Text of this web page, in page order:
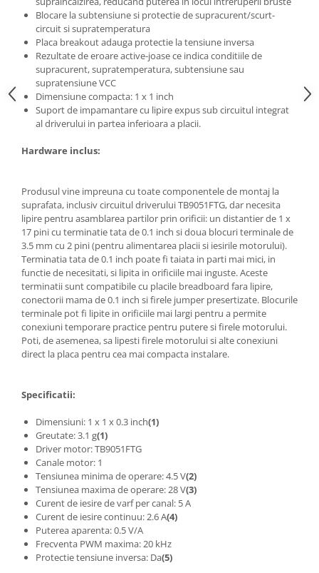
Prusa I3 DIY Kit
Carti
Pentru Incepatori
Kituri incepatori Arduino
Pentru Incepatori
Micro:bit
Junior Robotics
Junior Robotics
Lego Education
STEM Education
Ugears
Kit Fun
Kit Roboti
Cadouri
Puzzle mecanic Ugears
Organizator de chei Wunderkey
Qbrix
Jocuri de societate
Mecanice
3D Printer & CNC
Actuator
Altele
Driver
Altele
Blocare la subtensiune si protectie de supracurent/scurt-
circuit si supratemperatura
Placa breakout adauga protectie la tensiune inversa
Rezultate de eroare active-joase ce indica conditiile de
supracurent, supratemperatura, subtensiune sau
supratensiune VCC
Dimensiune compacta: 1 x 1 inch
Suport de impamantare cu lipire expus sub circuitul integrat
al driverului in partea inferioara a placii.
Hardware inclus:
Produsul vine impreuna cu toate componentele de montaj la
suprafata, inclusiv circuitul driverului TB9051FTG, dar necesita
lipire pentru asamblarea partilor prin orificii: un distantier de 1 x
17 pini cu terminatie tata de 0.1 inch si doua blocuri terminale de
3.5 mm cu 2 pini (pentru alimentarea placii si iesirile motorului).
Terminatia tata de 0.1 inch poate fi taiata in parti mai mici, in
functie de necesitati, si lipita in orificiile mai inguste. Aceste
terminatii sunt compatibile cu placile breadboard fara lipire,
conectorii mama de 0.1 inch si firele jumper presertizate. Blocurile
terminale pot fi lipite in orificiile mai largi pentru a permite
conexiuni temporare practice pentru putere si firele motorului.
Poti, de asemenea, sa lipesti firele motorului si alte conexiuni
direct la placa pentru cea mai compacta instalare.
Specificatii:
Dimensiuni: 1 x 1 x 0.3 inch(1)
Greutate: 3.1 g(1)
Driver motor: TB9051FTG
Canale motor: 1
Tensiunea minima de operare: 4.5 V(2)
Tensiunea maxima de operare: 28 V(3)
Curent de iesire de varf per canal: 5 A
Curent de iesire continuu: 2.6 A(4)
Puterea aparenta: 0.5 V/A
Frecventa PWM maxima: 20 kHz
Protectie tensiune inversa: Da(5)